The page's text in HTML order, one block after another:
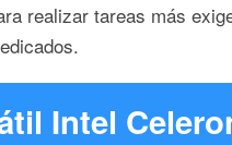
realizar tareas más
Intel